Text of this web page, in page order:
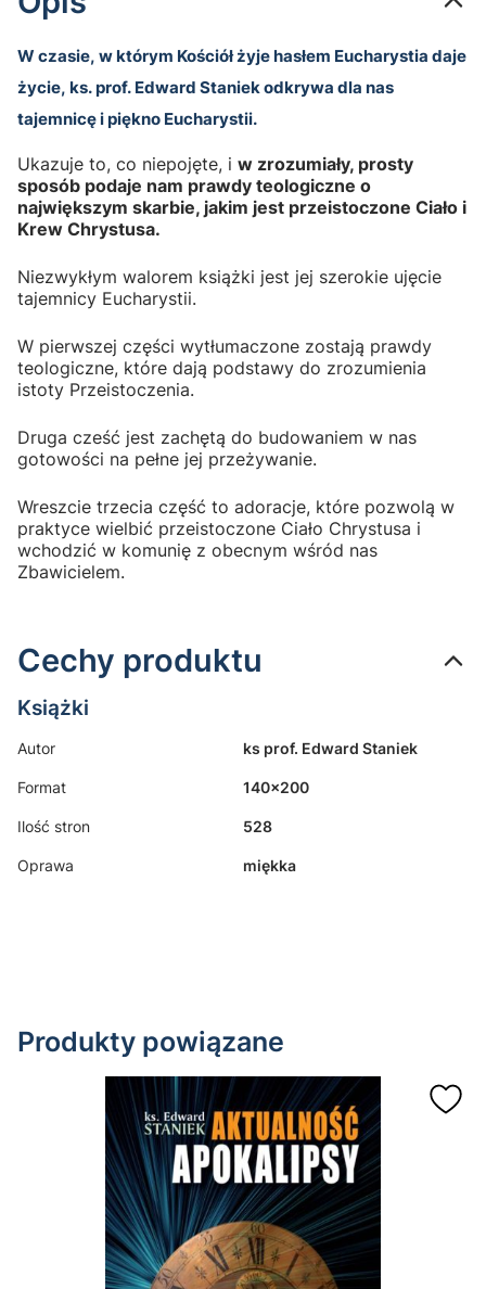
W czasie, w którym Kościół żyje hasłem Eucharystia daje
życie, ks. prof. Edward Staniek odkrywa dla nas
tajemnicę i piękno Eucharystii.
Ukazuje to, co niepojęte, i w zrozumiały, prosty
sposób podaje nam prawdy teologiczne o
największym skarbie, jakim jest przeistoczone Ciało i
Krew Chrystusa.
Niezwykłym walorem książki jest jej szerokie ujęcie
tajemnicy Eucharystii.
W pierwszej części wytłumaczone zostają prawdy
teologiczne, które dają podstawy do zrozumienia
istoty Przeistoczenia.
Druga cześć jest zachętą do budowaniem w nas
gotowości na pełne jej przeżywanie.
Wreszcie trzecia część to adoracje, które pozwolą w
praktyce wielbić przeistoczone Ciało Chrystusa i
wchodzić w komunię z obecnym wśród nas
Zbawicielem.
Cechy produktu
Książki
Autor ks prof. Edward Staniek
Format 140x200
Ilość stron 528
Oprawa miękka
Produkty powiązane